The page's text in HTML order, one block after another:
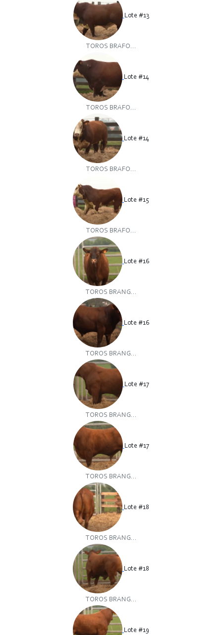
Lote #13
TOROS BRAFO...
Lote #14
TOROS BRAFO...
Lote #14
TOROS BRAFO...
Lote #15
TOROS BRAFO...
Lote #16
TOROS BRANG...
Lote #16
TOROS BRANG...
Lote #17
TOROS BRANG...
Lote #17
TOROS BRANG...
Lote #18
TOROS BRANG...
Lote #18
TOROS BRANG...
Lote #19